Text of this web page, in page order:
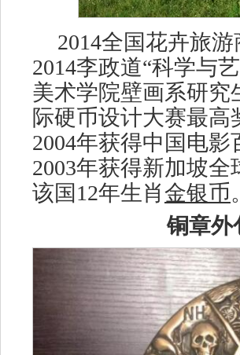
2014全国花卉旅
2014李政道“科学与
美术学院壁画系研究
际硬币设计大赛最
2004年获得中国电
2003年获得新加坡
该国12年生肖金银币。
铜章外